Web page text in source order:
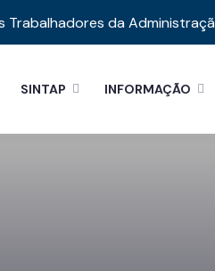
Trabalhadores da
SINTAP INFORMAÇÃO